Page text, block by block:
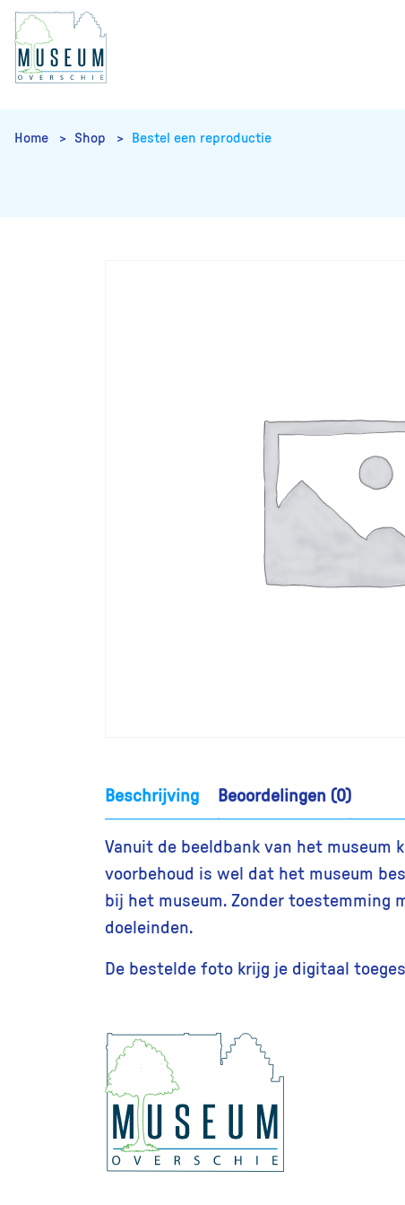
Home Shop Bestel een reproductie
Beschrijving Beoordelingen (0)
Vanuit de beeldbank van het museum
voorbehoud is wel dat het museum
bij het museum. Zonder toestemming
doeleinden.
De bestelde foto krijg je digitaal